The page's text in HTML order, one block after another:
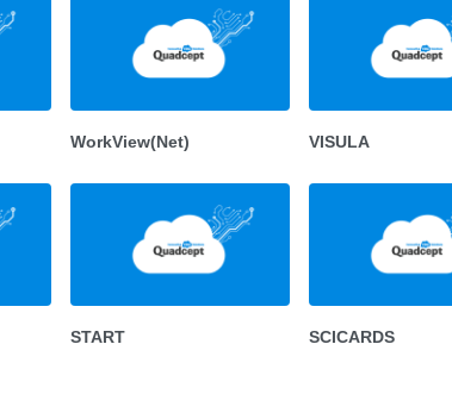
WorkView(Net) VISULA
START SCICARDS